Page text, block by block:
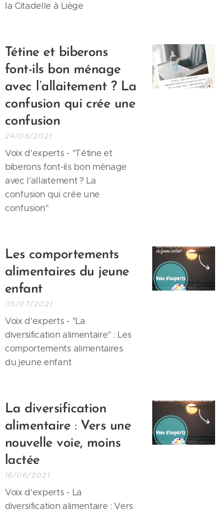
la Citadelle à Liège
Tétine et biberons
font-ils bon ménage
avec l’allaitement ? La
confusion qui crée une
confusion
24/08/2021
Voix d'experts - "Tétine et
biberons font-ils bon ménage
avec l'allaitement ? La
confusion qui crée une
confusion"
Les comportements
alimentaires du jeune
enfant
05/07/2021
Voix d'experts - "La
diversification alimentaire" : Les
comportements alimentaires
du jeune enfant
La diversification
alimentaire : Vers une
nouvelle voie, moins
lactée
16/06/2021
Voix d'experts - La
diversification alimentaire : Vers